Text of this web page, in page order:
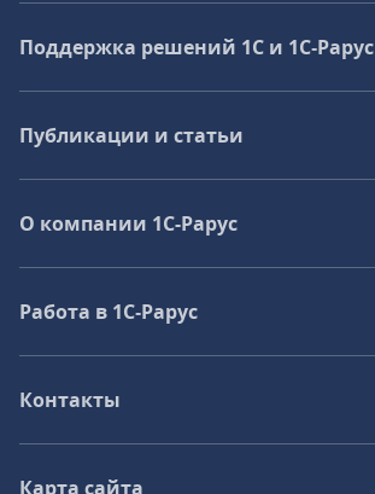
Поддержка решений 1С и 1С‑Рарус
Публикации и статьи
О компании 1C-Рарус
Работа в 1С‑Рарус
Контакты
Карта сайта